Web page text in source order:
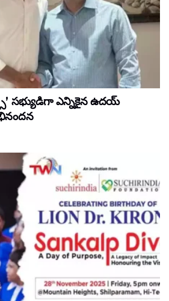
సభ్యుడిగా ఎన్నికైన ఉదయ్